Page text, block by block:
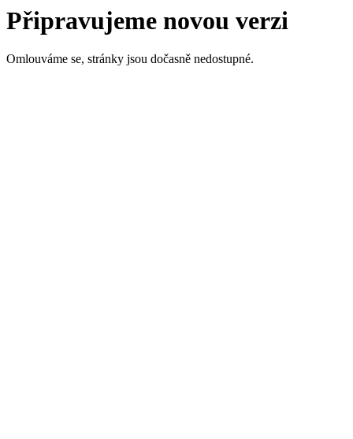
Připravujeme novou verzi
Omlouváme se, stránky jsou dočasně nedostupné.